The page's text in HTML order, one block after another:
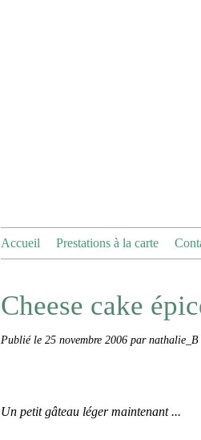
Accueil Prestations à la carte
Cheese cake
Publié le 25 novembre 2006 par nathalie_B
Un petit gâteau léger maintenant ...